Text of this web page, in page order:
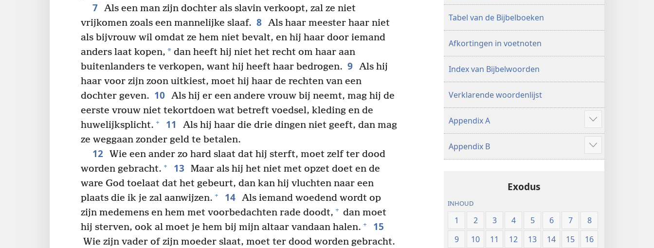
7 Als een man zijn dochter als slavin verkoopt, zal ze niet
vrijkomen zoals een mannelijke slaaf. 8 Als haar meester haar niet
als bijvrouw wil omdat ze hem niet bevalt, en hij haar door iemand
anders laat kopen, * dan heeft hij niet het recht om haar aan
buitenlanders te verkopen, want hij heeft haar bedrogen. 9 Als hij
haar voor zijn zoon uitkiest, moet hij haar de rechten van een
dochter geven. 10 Als hij er een andere vrouw bij neemt, mag hij de
eerste vrouw niet tekortdoen wat betreft voedsel, kleding en de
huwelijksplicht. + 11
Als hij haar die drie dingen niet geeft, dan mag
ze weggaan zonder geld te betalen.
12 Wie een ander zo hard slaat dat hij sterft, moet zelf ter dood
worden gebracht. + 13
Maar als hij het niet met opzet doet en de
ware God toelaat dat het gebeurt, dan kan hij vluchten naar een
plaats die ik je zal aanwijzen. + 14 Als iemand woedend wordt op
zijn medemens en hem met voorbedachten rade doodt, + dan moet
hij sterven, ook al moet je hem bij mijn altaar vandaan halen. + 15
Wie zijn vader of zijn moeder slaat, moet ter dood worden gebracht.
Tabel van de Bijbelboeken
Afkortingen in voetnoten
Index van Bijbelwoorden
Verklarende woordenlijst
Appendix A
Meer
weergeven
Appendix B
Meer
weergeven
Exodus
INHOUD
1 2 3 4 5 6 7
8
9
10 11 12 13 14 15
16